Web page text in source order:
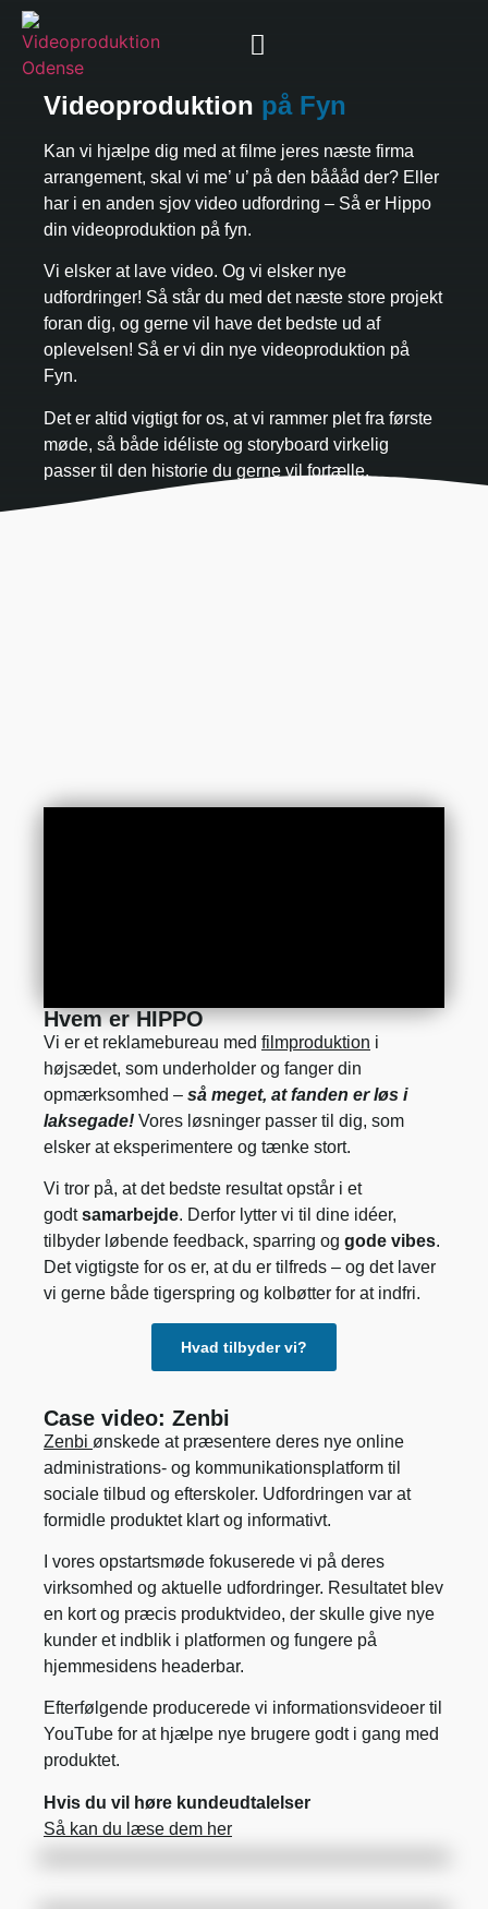
Videoproduktion på Fyn
Kan vi hjælpe dig med at filme jeres næste firma
arrangement, skal vi me’ u’ på den båååd der? Eller
har i en anden sjov video udfordring – Så er Hippo
din videoproduktion på fyn.
Vi elsker at lave video. Og vi elsker nye
udfordringer! Så står du med det næste store projekt
foran dig, og gerne vil have det bedste ud af
oplevelsen! Så er vi din nye videoproduktion på
Fyn.
Det er altid vigtigt for os, at vi rammer plet fra første
møde, så både idéliste og storyboard virkelig
passer til den historie du gerne vil fortælle.
Hvem er HIPPO
Vi er et reklamebureau med filmproduktion i
højsædet, som underholder og fanger din
opmærksomhed – så meget, at fanden er løs i
laksegade! Vores løsninger passer til dig, som
elsker at eksperimentere og tænke stort.
Vi tror på, at det bedste resultat opstår i et
godtsamarbejde. Derfor lytter vi til dine idéer,
tilbyder løbende feedback, sparring og gode vibes.
Det vigtigste for os er, at du er tilfreds – og det laver
vi gerne både tigerspring og kolbøtter for at indfri.
Hvad tilbyder vi?
Case video: Zenbi
Zenbi ønskede at præsentere deres nye online
administrations- og kommunikationsplatform til
sociale tilbud og efterskoler. Udfordringen var at
formidle produktet klart og informativt.
I vores opstartsmøde fokuserede vi på deres
virksomhed og aktuelle udfordringer. Resultatet blev
en kort og præcis produktvideo, der skulle give nye
kunder et indblik i platformen og fungere på
hjemmesidens headerbar.
Efterfølgende producerede vi informationsvideoer til
YouTube for at hjælpe nye brugere godt i gang med
produktet.
Hvis du vil høre kundeudtalelser
Så kan du læse dem her